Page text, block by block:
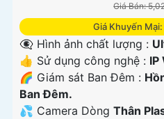
Giá Bán:
Giá Khuyến
👁️‍🗨 Hình ảnh chất lượng :
👍 Sử dụng công nghệ : IP
🌈 Giám sát Ban Đêm :
Ban Ðêm.
💦 Camera Dòng Thân